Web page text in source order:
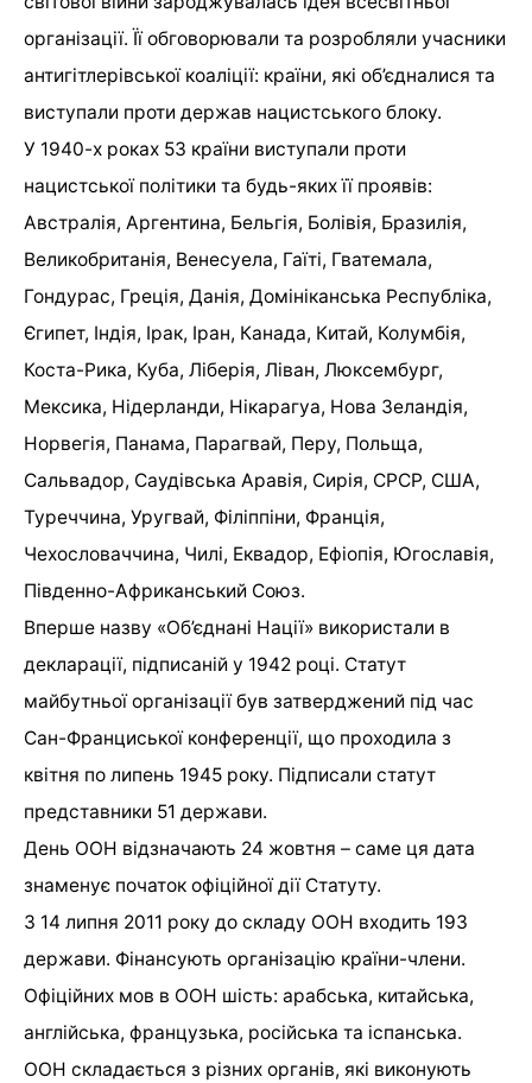
організації. Її обговорювали та розробляли учасники
антигітлерівської коаліції: країни, які об’єдналися та
виступали проти держав нацистського блоку.
У 1940-х роках 53 країни виступали проти
нацистської політики та будь-яких її проявів:
Австралія, Аргентина, Бельгія, Болівія, Бразилія,
Великобританія, Венесуела, Гаїті, Гватемала,
Гондурас, Греція, Данія, Домініканська Республіка,
Єгипет, Індія, Ірак, Іран, Канада, Китай, Колумбія,
Коста-Рика, Куба, Ліберія, Ліван, Люксембург,
Мексика, Нідерланди, Нікарагуа, Нова Зеландія,
Норвегія, Панама, Парагвай, Перу, Польща,
Сальвадор, Саудівська Аравія, Сирія, СРСР, США,
Туреччина, Уругвай, Філіппіни, Франція,
Чехословаччина, Чилі, Еквадор, Ефіопія, Югославія,
Південно-Африканський Союз.
Вперше назву «Об’єднані Нації» використали в
декларації, підписаній у 1942 році. Статут
майбутньої організації був затверджений під час
Сан-Франциської конференції, що проходила з
квітня по липень 1945 року. Підписали статут
представники 51 держави.
День ООН відзначають 24 жовтня – саме ця дата
знаменує початок офіційної дії Статуту.
З 14 липня 2011 року до складу ООН входить 193
держави. Фінансують організацію країни-члени.
Офіційних мов в ООН шість: арабська, китайська,
англійська, французька, російська та іспанська.
ООН складається з різних органів, які виконують